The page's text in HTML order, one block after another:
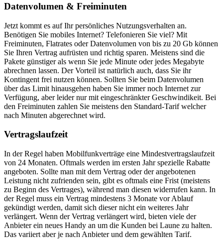
Datenvolumen & Freiminuten
Jetzt kommt es auf Ihr persönliches Nutzungsverhalten an.
Benötigen Sie mobiles Internet? Telefonieren Sie viel? Mit
Freiminuten, Flatrates oder Datenvolumen von bis zu 20 Gb können
Sie Ihren Vertrag aufrüsten und richtig sparen. Meistens sind die
Pakete günstiger als wenn Sie jede Minute oder jedes Megabyte
abrechnen lassen. Der Vorteil ist natürlich auch, dass Sie ihr
Kontingent frei nutzen können. Sollten Sie beim Datenvolumen
über das Limit hinausgehen haben Sie immer noch Internet zur
Verfügung, aber leider nur mit eingeschränkter Geschwindikeit. Bei
den Freiminuten zahlen Sie meistens den Standard-Tarif welcher
nach Minuten abgerechnet wird.
Vertragslaufzeit
In der Regel haben Mobilfunkverträge eine Mindestvertragslaufzeit
von 24 Monaten. Oftmals werden im ersten Jahr spezielle Rabatte
angeboten. Sollte man mit dem Vertrag oder der angebotenen
Leistung nicht zufrienden sein, gibt es oftmals eine Frist (meistens
zu Beginn des Vertrages), während man diesen widerrufen kann. In
der Regel muss ein Vertrag mindestens 3 Monate vor Ablauf
gekündigt werden, damit sich dieser nicht ein weiteres Jahr
verlängert. Wenn der Vertrag verlängert wird, bieten viele der
Anbieter ein neues Handy an um die Kunden bei Laune zu halten.
Das variiert aber je nach Anbieter und dem gewählten Tarif.